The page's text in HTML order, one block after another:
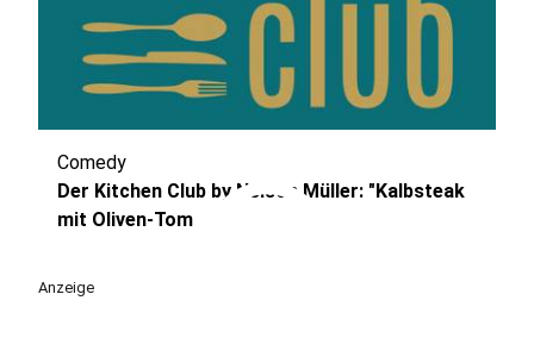
play_circle
Comedy
Der Kitchen Club by Nelson Müller: "Kalbsteak
mit Oliven-Tom
Anzeige